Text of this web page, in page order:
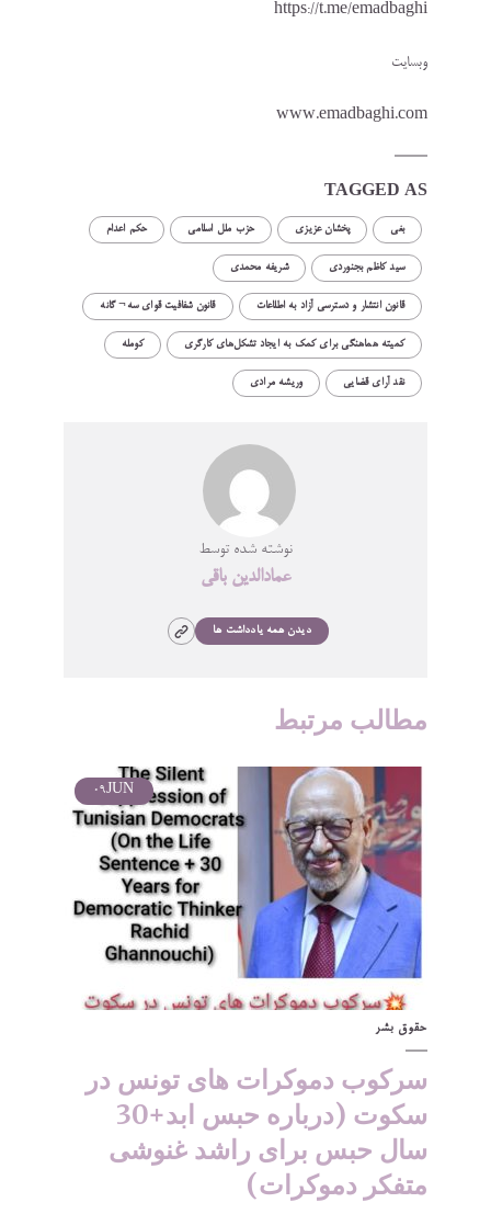
https://t.me/emadbaghi
وبسایت
www.emadbaghi.com
TAGGED AS
بغی پخشان عزیزی حزب ملل اسلامی حکم اعدام
سید کاظم بجنوردی شریفه محمدی
قانون انتشار و دسترسی آزاد به اطلاعات قانون شفافیت قوای سه¬ گانه
کمیته هماهنگی برای کمک به ایجاد تشکل‌های کارگری کومله
نقد آرای قضایی وریشه مرادی
نوشته شده توسط
عمادالدین باقی
دیدن همه یادداشت ها
مطالب مرتبط
JUN
09
حقوق بشر
سرکوب دموکرات های تونس در
سکوت (درباره حبس ابد+30
سال حبس برای راشد غنوشی
متفکر دموکرات)